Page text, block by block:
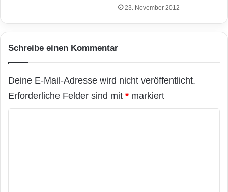
23. November 2012
Schreibe einen Kommentar
Deine E-Mail-Adresse wird nicht veröffentlicht.
Erforderliche Felder sind mit * markiert